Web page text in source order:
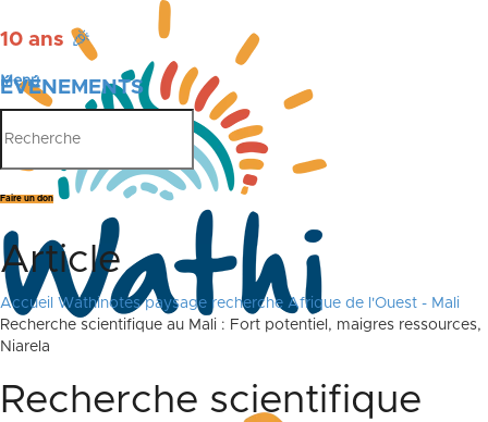
10 ans 🎉
ÉVÉNEMENTS
PUBLICATIONS
Menu
Faire un don
Article
Accueil
Wathinotes paysage recherche Afrique de l'Ouest - Mali
Recherche scientifique au Mali : Fort potentiel, maigres ressources,
Niarela
Recherche scientifique